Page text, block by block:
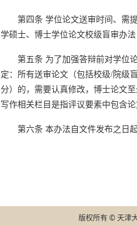
第四条 学位论文送审时间、需
学硕士、博士学位论文校级盲审办
第五条 为了加强答辩前对学位
定：所有送审论文（包括校级/院级
分）的，需要认真修改，博士论文
写作相关栏目是指评议要素中包含
第六条 本办法自文件发布之日
版权所有 © 天津